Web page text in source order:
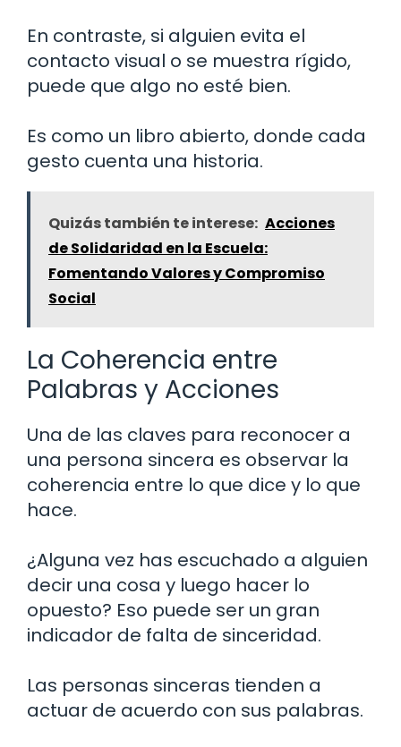
En contraste, si alguien evita el
contacto visual o se muestra rígido,
puede que algo no esté bien.
Es como un libro abierto, donde cada
gesto cuenta una historia.
Quizás también te interese: Acciones
de Solidaridad en la Escuela:
Fomentando Valores y Compromiso
Social
La Coherencia entre
Palabras y Acciones
Una de las claves para reconocer a
una persona sincera es observar la
coherencia entre lo que dice y lo que
hace.
¿Alguna vez has escuchado a alguien
decir una cosa y luego hacer lo
opuesto? Eso puede ser un gran
indicador de falta de sinceridad.
Las personas sinceras tienden a
actuar de acuerdo con sus palabras.